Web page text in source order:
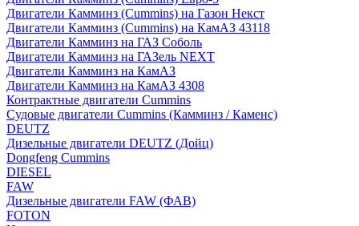
Двигатели Камминз (Cummins) на Газон Некст
Двигатели Камминз (Cummins) на КамАЗ 43118
Двигатели Камминз на ГАЗ Соболь
Двигатели Камминз на ГАЗель NEXT
Двигатели Камминз на КамАЗ
Двигатели Камминз на КамАЗ 4308
Контрактные двигатели Cummins
Судовые двигатели Cummins (Камминз / Каменс)
DEUTZ
Дизельные двигатели DEUTZ (Дойц)
Dongfeng Cummins
DIESEL
FAW
Дизельные двигатели FAW (ФАВ)
FOTON